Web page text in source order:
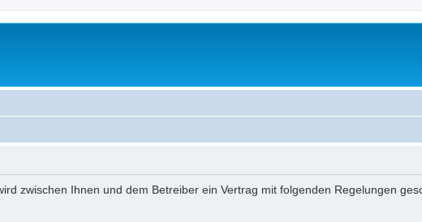
zwischen Ihnen und dem Betreiber ein Vertrag mit folgenden Regelungen